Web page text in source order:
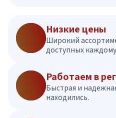
Низкие цены
Широкий
доступных
Работаем в
Быстрая и
находились.